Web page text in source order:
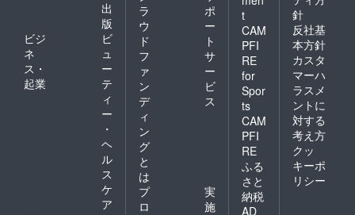
出
版
ビジ
ネ
ス・
起業
ビ
ュ
ー
テ
ィ
ー
・
ヘ
ル
ス
ケ
ア
ラ
ウ
ド
フ
ァ
ン
デ
ィ
ン
グ
と
は
ポ
ー
ト
サ
ー
ビ
ス
プ
ロ
実
施
t
CAM
PFI
RE
for
Spor
ts
CAM
PFI
RE
ふる
さと
納税
AD
針
反社基
本方針
カスタ
マーハ
ラスメ
ントに
対する
考え方
クッ
キーポ
リシー